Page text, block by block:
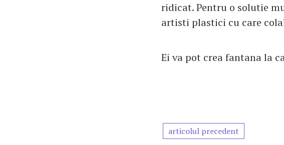
ridicat. Pentru o solutie
artisti plastici cu care
Ei va pot crea fantana la
articolul precedent